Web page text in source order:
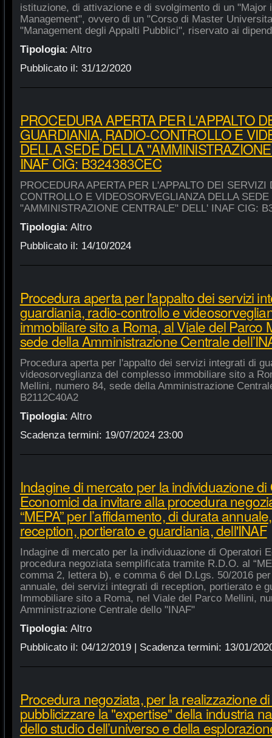
istituzione, di attivazione e di svolgimento di un "Major
Management", ovvero di un "Corso di Master
"Management degli Appalti Pubblici", riservato ai
Tipologia: Altro
Pubblicato il: 31/12/2020
PROCEDURA APERTA PER L'APPALTO
GUARDIANIA, RADIO-CONTROLLO E
DELLA SEDE DELLA
INAF CIG: B324383CEC
PROCEDURA APERTA PER L'APPALTO DEI
CONTROLLO E VIDEOSORVEGLIANZA DELLA SEDE
"AMMINISTRAZIONE CENTRALE" DELL' INAF CIG:
Tipologia: Altro
Pubblicato il: 14/10/2024
Procedura aperta per l'appalto dei servizi
guardiania, radio-controllo e
immobiliare sito a Roma, al Viale del Parco
sede della Amministrazione Centrale
Procedura aperta per l'appalto dei servizi integrati di
videosorveglianza del complesso immobiliare sito a
Mellini, numero 84, sede della Amministrazione
B2112C40A2
Tipologia: Altro
Scadenza termini: 19/07/2024 23:00
Indagine di mercato per la individuazione
Economici da invitare alla procedura
“MEPA” per l’affidamento, di durata
reception, portierato e guardiania, dell'INAF
Indagine di mercato per la individuazione di Operatori
procedura negoziata semplificata tramite R.D.O. al
comma 2, lettera b), e comma 6 del D.Lgs. 50/2016
annuale, dei servizi integrati di reception, portierato e
Immobiliare sito a Roma, nel Viale del Parco Mellini,
Amministrazione Centrale dello "INAF"
Tipologia: Altro
Pubblicato il: 04/12/2019| Scadenza termini: 13/01/
Procedura negoziata, per la realizzazione
pubblicizzare la "expertise" della industria
dello studio dell’universo e della